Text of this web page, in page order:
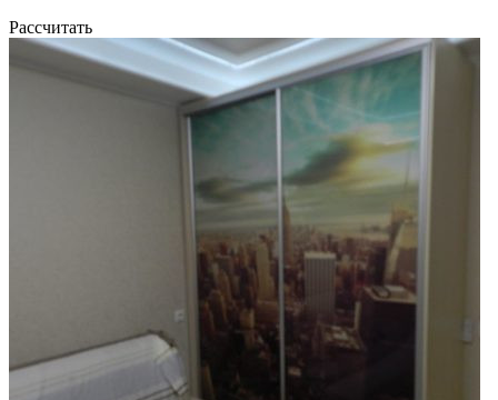
Рассчитать